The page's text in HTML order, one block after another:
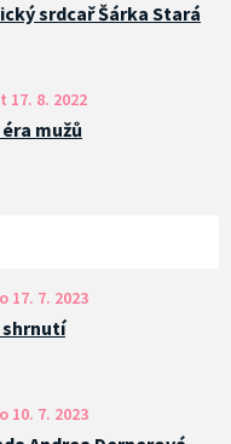
17. 7. 2023
shrnutí
10. 7. 2023
srdcař Šárka Stará
17. 8. 2022
mužů